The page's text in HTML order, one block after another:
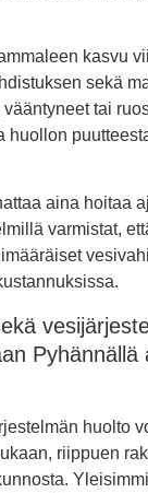
kasvu
sekä
tai
huollon
aina hoitaa
varmistat,
Pyhännällä
huolto
riippuen